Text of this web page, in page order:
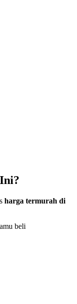
harga termurah di
beli